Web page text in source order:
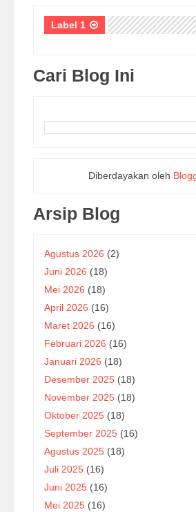
Label 1
Cari Blog Ini
Diberdayakan oleh
Arsip Blog
Agustus 2026 (2)
Juni 2026 (18)
Mei 2026 (18)
April 2026 (16)
Maret 2026 (16)
Februari 2026 (16)
Januari 2026 (18)
Desember 2025 (18)
November 2025 (18)
Oktober 2025 (18)
September 2025 (16)
Agustus 2025 (18)
Juli 2025 (16)
Juni 2025 (16)
Mei 2025 (16)